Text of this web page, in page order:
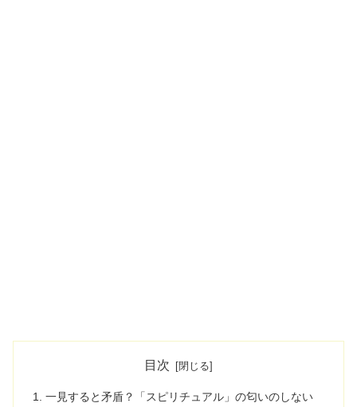
目次
一見すると矛盾？「スピリチュアル」の匂いのしない